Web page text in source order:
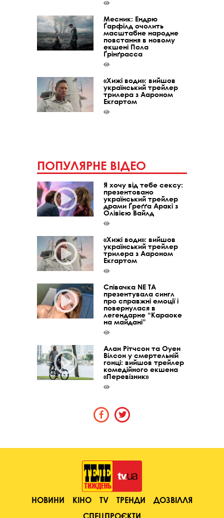
Месник: Ендрю
Ґарфілд очолить
масштабне народне
повстання в новому
екшені Пола
Ґрінґрасса
«Хижі води»: вийшов
український трейлер
трилера з Аароном
Екгартом
ПОПУЛЯРНЕ ВІДЕО
Я хочу від тебе сексу:
презентовано
український трейлер
драми Ґреґґа Аракі з
Олівією Вайлд
«Хижі води»: вийшов
український трейлер
трилера з Аароном
Екгартом
Співачка NE TA
презентувала сингл
про справжні емоції і
повернулася в
легендарне “Караоке
на майдані”
Алан Рітчсон та Оуен
Вілсон у смертельній
гонці: вийшов трейлер
комедійного екшена
«Перевізник»
НОВИНИ КІНО TV ТРЕНДИ
ДОЗВІЛЛЯ
СПЕЦПРОЄКТИ